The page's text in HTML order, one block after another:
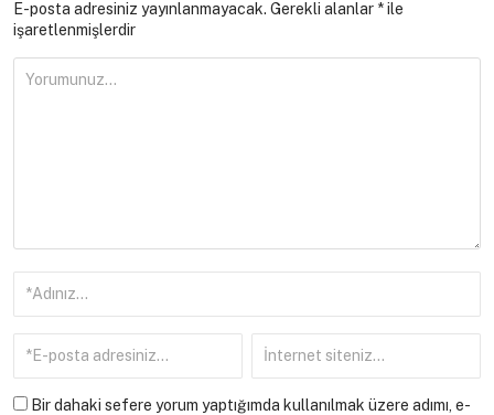
E-posta adresiniz yayınlanmayacak. Gerekli alanlar *ile
işaretlenmişlerdir
Bir dahaki sefere yorum yaptığımda kullanılmak üzere adımı, e-